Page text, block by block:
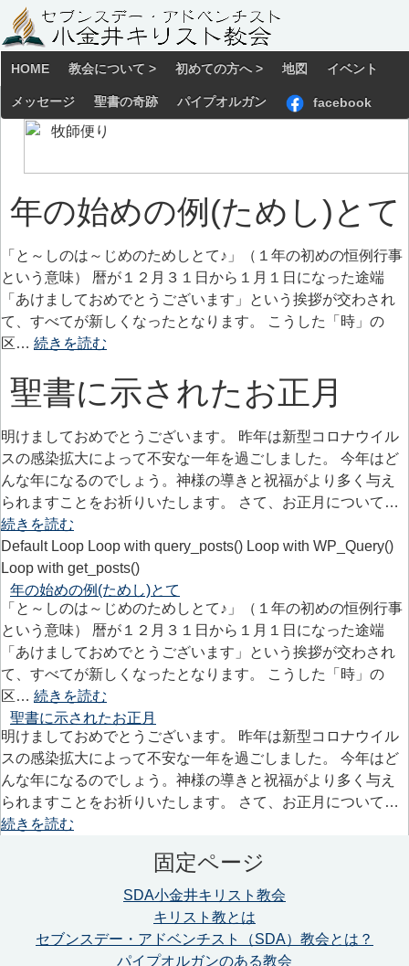
HOME 教会について > 初めての方へ > 地図 イベント
メッセージ 聖書の奇跡 パイプオルガン facebook
年の始めの例(ためし)とて
「と～しのは～じめのためしとて♪」（１年の初めの恒例行事
という意味） 暦が１２月３１日から１月１日になった途端
「あけましておめでとうございます」という挨拶が交わされ
て、すべてが新しくなったとなります。 こうした「時」の
区… 続きを読む
聖書に示されたお正月
明けましておめでとうございます。 昨年は新型コロナウイル
スの感染拡大によって不安な一年を過ごしました。 今年はど
んな年になるのでしょう。神様の導きと祝福がより多く与え
られますことをお祈りいたします。 さて、お正月について…
続きを読む
Default Loop Loop with query_posts() Loop with WP_Query()
Loop with get_posts()
年の始めの例(ためし)とて
「と～しのは～じめのためしとて♪」（１年の初めの恒例行事
という意味） 暦が１２月３１日から１月１日になった途端
「あけましておめでとうございます」という挨拶が交わされ
て、すべてが新しくなったとなります。 こうした「時」の
区… 続きを読む
聖書に示されたお正月
明けましておめでとうございます。 昨年は新型コロナウイル
スの感染拡大によって不安な一年を過ごしました。 今年はど
んな年になるのでしょう。神様の導きと祝福がより多く与え
られますことをお祈りいたします。 さて、お正月について…
続きを読む
固定ページ
SDA小金井キリスト教会
キリスト教とは
セブンスデー・アドベンチスト（SDA）教会とは？
パイプオルガンのある教会